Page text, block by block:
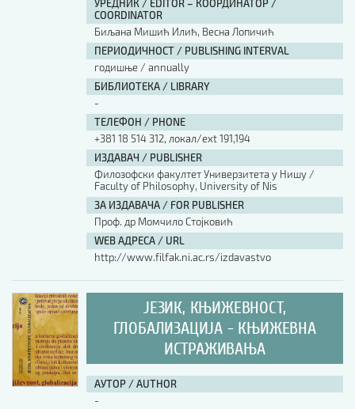
УРЕДНИК / EDITOR – КООРДИНАТОР /
COORDINATOR
Биљана Мишић Илић, Весна Лопичић
ПЕРИОДИЧНОСТ / PUBLISHING INTERVAL
годишње / annually
БИБЛИОТЕКА / LIBRARY
-
ТЕЛЕФОН / PHONE
+381 18 514 312, локал/ext 191,194
ИЗДАВАЧ / PUBLISHER
Филозофски факултет Универзитета у Нишу /
Faculty of Philosophy, University of Nis
ЗА ИЗДАВАЧА / FOR PUBLISHER
Проф. др Момчило Стојковић
WEB АДРЕСА / URL
http://www.filfak.ni.ac.rs/izdavastvo
ЈЕЗИК, КЊИЖЕВНОСТ,
ГЛОБАЛИЗАЦИЈА - КЊИЖЕВНА
ИСТРАЖИВАЊА
АУТОР / AUTHOR
-